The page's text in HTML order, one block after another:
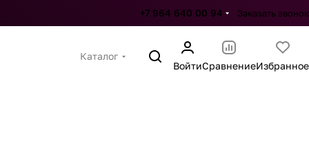
+7 964 640 00 94 Заказать звонок
Каталог
ВойтиСравнениеИзбранное